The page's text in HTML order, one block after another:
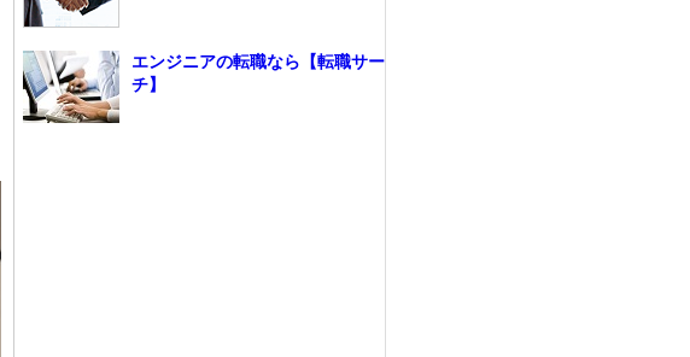
エンジニアの転職なら【転職サー
チ】